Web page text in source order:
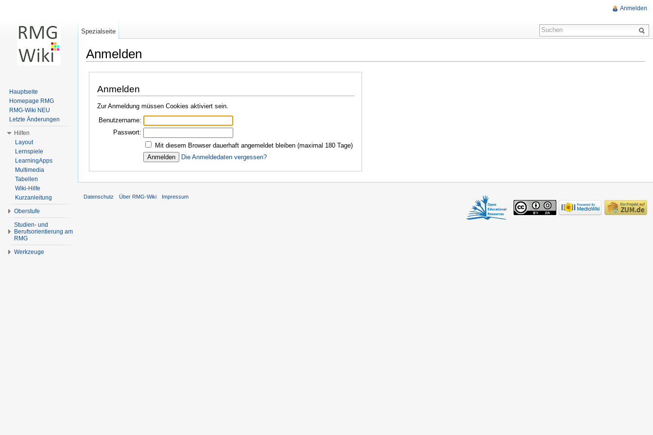
Anmelden
Anmelden
Zur Anmeldung müssen Cookies aktiviert sein.
Benutzername:
Passwort:
Mit diesem Browser dauerhaft angemeldet bleiben (maximal 180 Tage)
Die Anmeldedaten vergessen?
Anmelden
Spezialseite
Hauptseite
Homepage RMG
RMG-Wiki NEU
Letzte Änderungen
Hilfen
Layout
Lernspiele
LearningApps
Multimedia
Tabellen
Wiki-Hilfe
Kurzanleitung
Oberstufe
Studien- und
Berufsorientierung am
RMG
Werkzeuge
Datenschutz Über RMG-Wiki Impressum